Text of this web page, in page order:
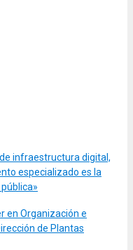
infraestructura digital,
especializado es la
en Organización e
de Plantas